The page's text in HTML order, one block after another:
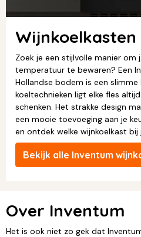
Wijnkoelkasten
Zoek je een stijlvolle manier om
temperatuur te bewaren? Een
Hollandse bodem is een
koeltechnieken ligt elke fles
schenken. Het strakke design
een mooie toevoeging aan je
en ontdek welke wijnkoelkast bij
Bekijk alle Inventum
Over Inventum
Het is ook niet zo gek dat